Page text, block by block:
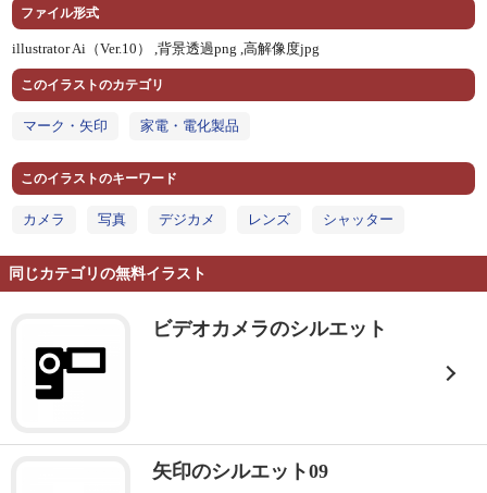
ファイル形式
illustrator Ai（Ver.10） ,背景透過png ,高解像度jpg
このイラストのカテゴリ
マーク・矢印 家電・電化製品
このイラストのキーワード
カメラ 写真 デジカメ レンズ シャッター
同じカテゴリの無料イラスト
ビデオカメラのシルエット
矢印のシルエット09